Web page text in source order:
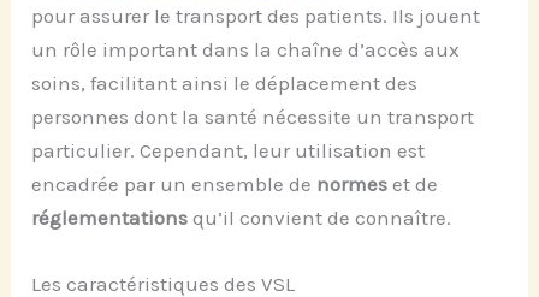
pour assurer le transport des patients. Ils jouent
un rôle important dans la chaîne d’accès aux
soins, facilitant ainsi le déplacement des
personnes dont la santé nécessite un transport
particulier. Cependant, leur utilisation est
encadrée par un ensemble de normes et de
réglementations qu’il convient de connaître.
Les caractéristiques des VSL